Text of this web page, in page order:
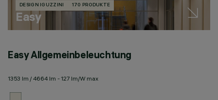
DESIGN IGUZZINI 170 PRODUKTE
Easy
Easy Allgemeinbeleuchtung
1353 lm / 4664 lm - 127 lm/W max